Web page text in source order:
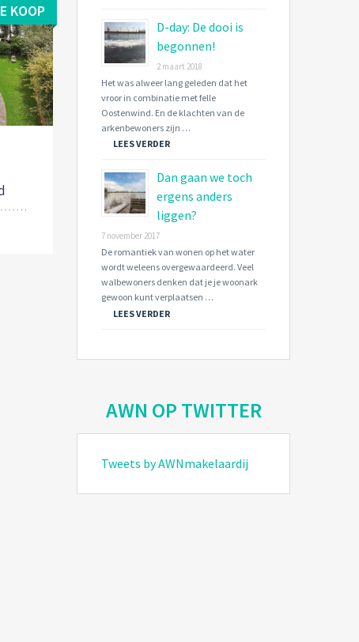
KOOP
D-day: De dooi is
begonnen!
2 maart 2018
Het was alweer lang geleden dat het
vroor in combinatie met felle
Oostenwind. En de klachten van de
arkenbewoners zijn …
LEES VERDER
Dan gaan we toch
ergens anders
liggen?
7 november 2017
De romantiek van wonen op het water
wordt weleens overgewaardeerd. Veel
walbewoners denken dat je je woonark
gewoon kunt verplaatsen …
LEES VERDER
AWN OP TWITTER
Tweets by AWNmakelaardij